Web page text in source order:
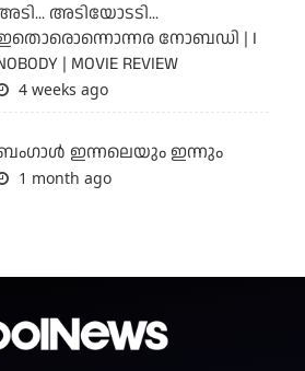
അടിയോടടി...
നോബഡി | I
| MOVIE REVIEW
4 weeks ago
ഇന്നലെയും ഇന്നും
1 month ago